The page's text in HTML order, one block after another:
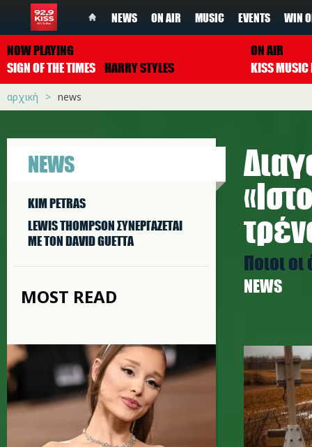
NEWS ON AIR MUSIC EVENTS WIN
NOW PLAYING
SIGN OF THE TIMES HARRY STYLES
ON AIR
αρχική news
NEWS
KIM PETRAS
LEWIS THOMPSON ΣΥΝΕΡΓAΖΕΤΑΙ
ΜΕ ΤΟΝ DAVID GUETTA
MOST READ
Ποιοι
NEWS